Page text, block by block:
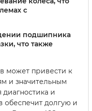
с
подшипника
что также
может привести к
и значительным
диагностика и
обеспечит долгую и